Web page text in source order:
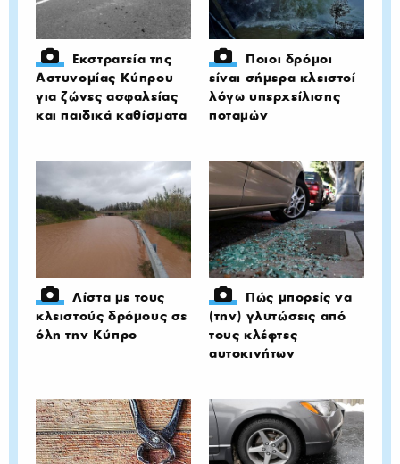
Εκστρατεία της
Αστυνομίας Κύπρου
για ζώνες ασφαλείας
και παιδικά καθίσματα
Ποιοι δρόμοι
είναι σήμερα κλειστοί
λόγω υπερχείλισης
ποταμών
Λίστα με τους
κλειστούς δρόμους σε
όλη την Κύπρο
Πώς μπορείς να
(την) γλυτώσεις από
τους κλέφτες
αυτοκινήτων